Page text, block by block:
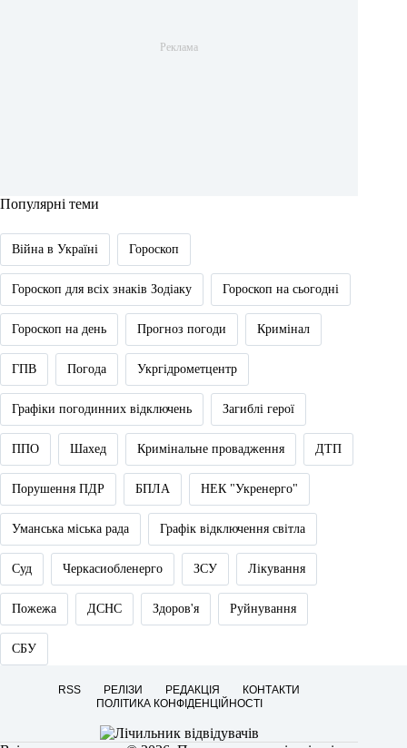
Популярні теми
Війна в Україні Гороскоп
Гороскоп для всіх знаків Зодіаку Гороскоп на сьогодні
Гороскоп на день Прогноз погоди Кримінал
ГПВ Погода Укргідрометцентр
Графіки погодинних відключень Загиблі герої
ППО Шахед Кримінальне провадження ДТП
Порушення ПДР БПЛА НЕК "Укренерго"
Уманська міська рада Графік відключення світла
Суд Черкасиобленерго ЗСУ Лікування
Пожежа ДСНС Здоров'я Руйнування
СБУ
RSS РЕЛІЗИ РЕДАКЦІЯ
КОНТАКТИ
ПОЛІТИКА КОНФІДЕНЦІЙНОСТІ